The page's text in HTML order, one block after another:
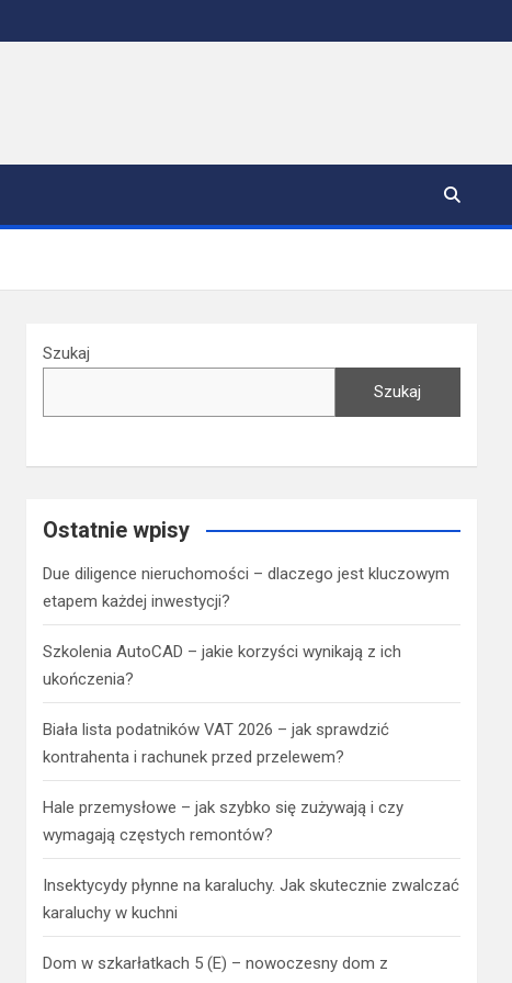
Szukaj
Szukaj
Ostatnie wpisy
Due diligence nieruchomości – dlaczego jest kluczowym
etapem każdej inwestycji?
Szkolenia AutoCAD – jakie korzyści wynikają z ich
ukończenia?
Biała lista podatników VAT 2026 – jak sprawdzić
kontrahenta i rachunek przed przelewem?
Hale przemysłowe – jak szybko się zużywają i czy
wymagają częstych remontów?
Insektycydy płynne na karaluchy. Jak skutecznie zwalczać
karaluchy w kuchni
Dom w szkarłatkach 5 (E) – nowoczesny dom z